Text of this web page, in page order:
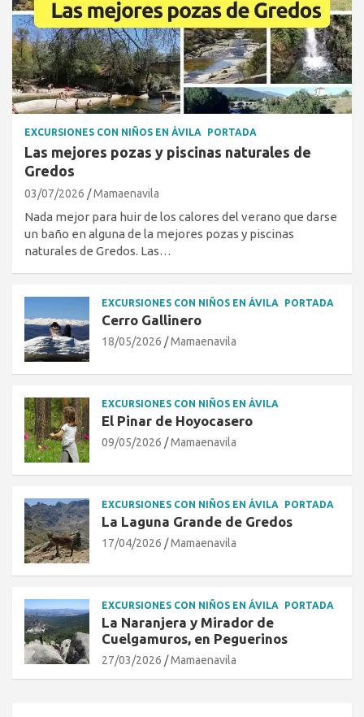
EXCURSIONES CON NIÑOS EN ÁVILA PORTADA
Las mejores pozas y piscinas naturales de
Gredos
03/07/2026 Mamaenavila
Nada mejor para huir de los calores del verano que darse
un baño en alguna de la mejores pozas y piscinas
naturales de Gredos. Las…
EXCURSIONES CON NIÑOS EN ÁVILA PORTADA
Cerro Gallinero
18/05/2026 Mamaenavila
EXCURSIONES CON NIÑOS EN ÁVILA
El Pinar de Hoyocasero
09/05/2026 Mamaenavila
EXCURSIONES CON NIÑOS EN ÁVILA PORTADA
La Laguna Grande de Gredos
17/04/2026 Mamaenavila
EXCURSIONES CON NIÑOS EN ÁVILA PORTADA
La Naranjera y Mirador de
Cuelgamuros, en Peguerinos
27/03/2026 Mamaenavila